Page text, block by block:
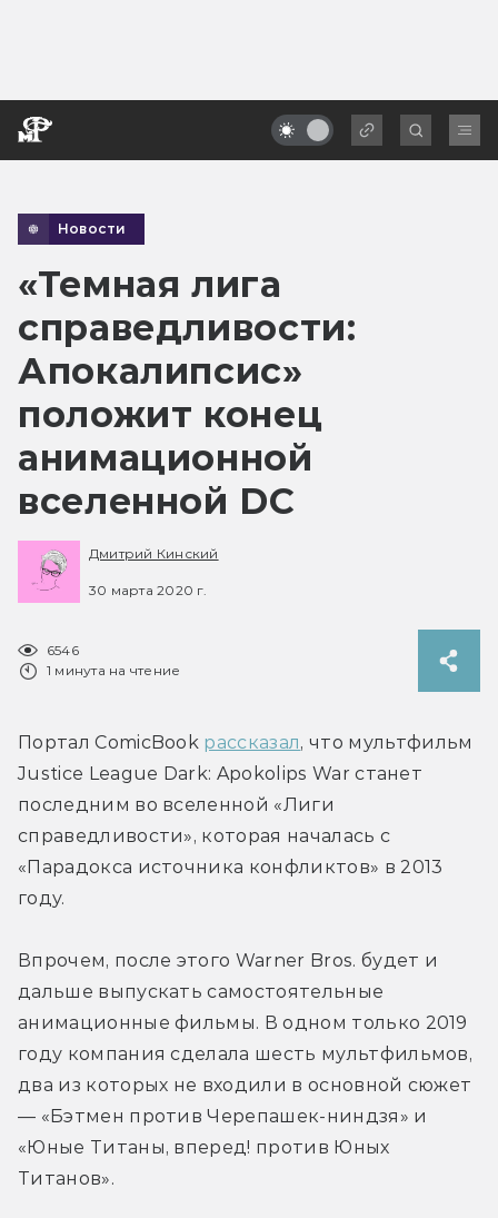
Новости
«Темная лига
справедливости:
Апокалипсис»
положит конец
анимационной
вселенной DC
Дмитрий Кинский
30 марта 2020 г.
6546
1 минута на чтение
Портал ComicBook рассказал, что мультфильм
Justice League Dark: Apokolips War станет
последним во вселенной «Лиги
справедливости», которая началась с
«Парадокса источника конфликтов» в 2013
году.
Впрочем, после этого Warner Bros. будет и
дальше выпускать самостоятельные
анимационные фильмы. В одном только 2019
году компания сделала шесть мультфильмов,
два из которых не входили в основной сюжет
— «Бэтмен против Черепашек-ниндзя» и
«Юные Титаны, вперед! против Юных
Титанов».